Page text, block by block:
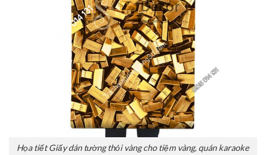
Họa tiết Giấy dán tường thỏi vàng cho tiệm vàng, quán karaoke